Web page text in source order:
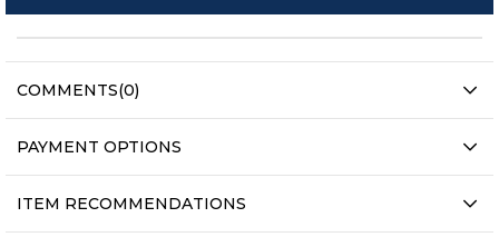
COMMENTS(0)
PAYMENT OPTIONS
ITEM RECOMMENDATIONS